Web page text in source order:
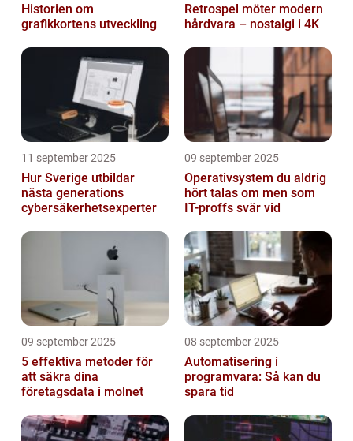
Historien om
grafikkortens utveckling
Retrospel möter modern
hårdvara – nostalgi i 4K
11 september 2025
Hur Sverige utbildar
nästa generations
cybersäkerhetsexperter
09 september 2025
Operativsystem du aldrig
hört talas om men som
IT-proffs svär vid
09 september 2025
5 effektiva metoder för
att säkra dina
företagsdata i molnet
08 september 2025
Automatisering i
programvara: Så kan du
spara tid